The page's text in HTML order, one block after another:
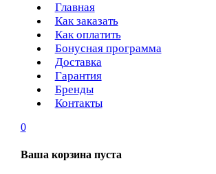
Главная
Как заказать
Как оплатить
Бонусная программа
Доставка
Гарантия
Бренды
Контакты
0
Ваша корзина пуста